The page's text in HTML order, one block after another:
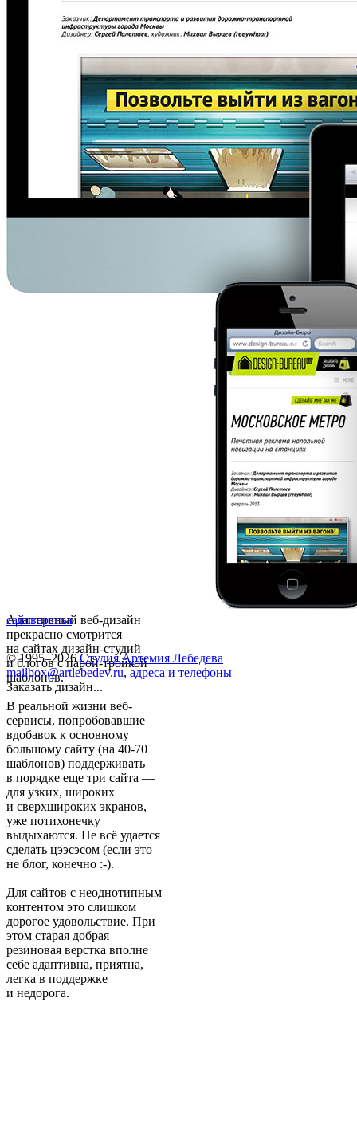
Адаптивный веб-дизайн
прекрасно смотрится
на сайтах дизайн-студий
и блогов с парой-тройкой
шаблонов.
В реальной жизни веб-
сервисы, попробовавшие
вдобавок к основному
большому сайту (на 40-70
шаблонов) поддерживать
в порядке еще три сайта —
для узких, широких
и сверхшироких экранов,
уже потихонечку
выдыхаются. Не всё удается
сделать цээсэсом (если это
не блог, конечно :-).
Для сайтов с неоднотипным
контентом это слишком
дорогое удовольствие. При
этом старая добрая
резиновая верстка вполне
себе адаптивна, приятна,
легка в поддержке
и недорога.
сайтверстка
© 1995–2026 Студия Артемия Лебедева
mailbox@artlebedev.ru, адреса и телефоны
Заказать дизайн...